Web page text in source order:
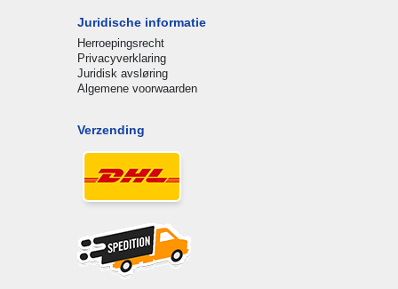
Juridische informatie
Herroepingsrecht
Privacyverklaring
Juridisk avsløring
Algemene voorwaarden
Verzending